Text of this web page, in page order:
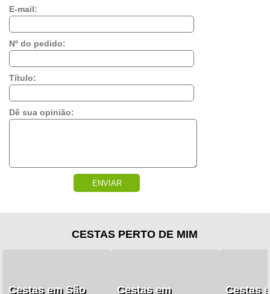
E-mail:
Nº do pedido:
Título:
Dê sua opinião:
ENVIAR
CESTAS PERTO DE MIM
Cestas em São
Cestas em
Cestas